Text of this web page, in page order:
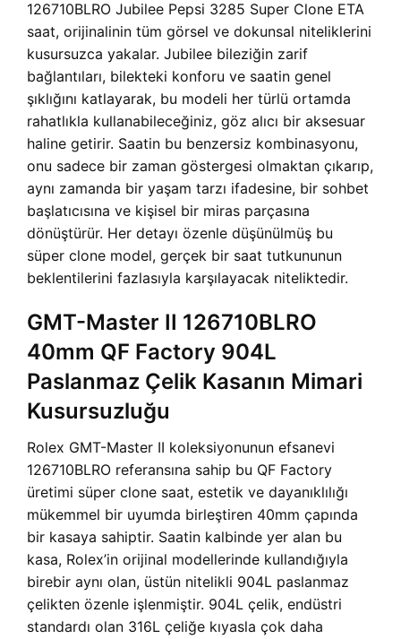
126710BLRO Jubilee Pepsi 3285 Super Clone ETA
saat, orijinalinin tüm görsel ve dokunsal niteliklerini
kusursuzca yakalar. Jubilee bileziğin zarif
bağlantıları, bilekteki konforu ve saatin genel
şıklığını katlayarak, bu modeli her türlü ortamda
rahatlıkla kullanabileceğiniz, göz alıcı bir aksesuar
haline getirir. Saatin bu benzersiz kombinasyonu,
onu sadece bir zaman göstergesi olmaktan çıkarıp,
aynı zamanda bir yaşam tarzı ifadesine, bir sohbet
başlatıcısına ve kişisel bir miras parçasına
dönüştürür. Her detayı özenle düşünülmüş bu
süper clone model, gerçek bir saat tutkununun
beklentilerini fazlasıyla karşılayacak niteliktedir.
GMT-Master II 126710BLRO
40mm QF Factory 904L
Paslanmaz Çelik Kasanın Mimari
Kusursuzluğu
Rolex GMT-Master II koleksiyonunun efsanevi
126710BLRO referansına sahip bu QF Factory
üretimi süper clone saat, estetik ve dayanıklılığı
mükemmel bir uyumda birleştiren 40mm çapında
bir kasaya sahiptir. Saatin kalbinde yer alan bu
kasa, Rolex’in orijinal modellerinde kullandığıyla
birebir aynı olan, üstün nitelikli 904L paslanmaz
çelikten özenle işlenmiştir. 904L çelik, endüstri
standardı olan 316L çeliğe kıyasla çok daha